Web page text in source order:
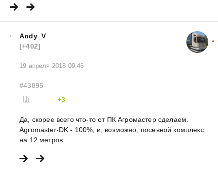
Andy_V
[+402]
19 апреля 2018 09:46
#43895
+3
Да, скорее всего что-то от ПК Агромастер сделаем.
Agromaster-DK - 100%, и, возможно, посевной комплекс
на 12 метров...